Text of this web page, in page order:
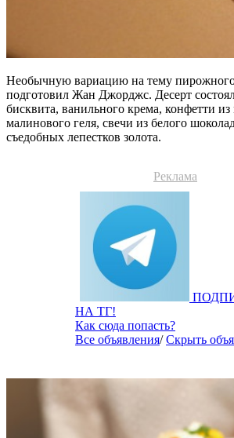
Необычную вариацию на тему
подготовил Жан Джорджс. Десерт
бисквита, ванильного крема, конфетти
малинового геля, свечи из белого
съедобных лепестков золота.
Реклама
НА ТГ!
Как сюда попасть?
Все объявления/Скрыть